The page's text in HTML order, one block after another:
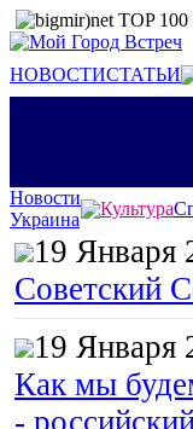
НОВОСТИСТАТЬИ
Новости
Украина
Культура
19 Января
Советский
19 Января
Как мы
-